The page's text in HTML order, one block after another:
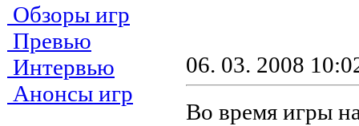
Обзоры игр
Превью
Интервью
Анонсы игр
06. 03. 2008
Во время игры